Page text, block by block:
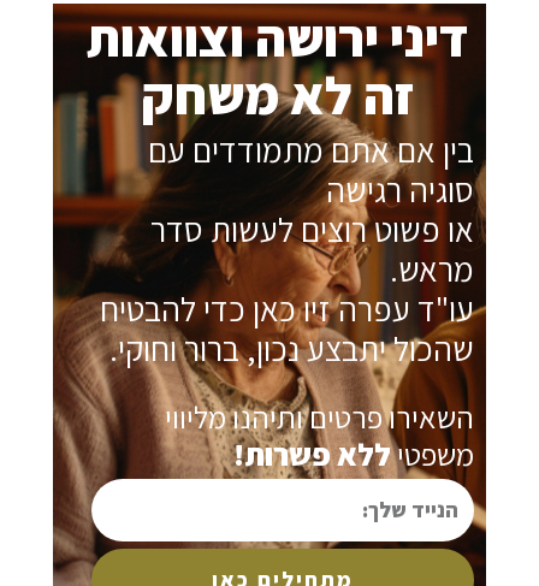
דיני ירושה וצוואות
זה לא משחק
אם אתם מתמודדים עם
רגישה
פשוט רוצים לעשות סדר
עפרה זיו כאן כדי להבטיח
יתבצע נכון, ברור וחוקי.
פרטים ותיהנו מליווי
ללא פשרות!
מתחילים כאן